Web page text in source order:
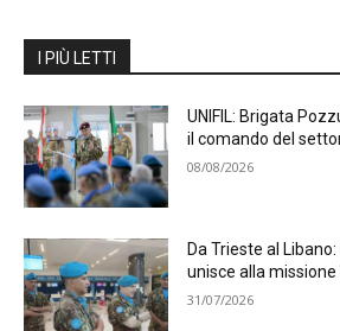
I PIÙ LETTI
UNIFIL: Brigata
il comando del
08/08/2026
Da Trieste al
unisce alla missione
31/07/2026